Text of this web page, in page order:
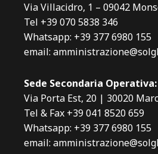
Via Villacidro, 1 – 09042
Tel +39 070 5838 346
Whatsapp: +39 377 6980 155
email:
Sede Secondaria Operativa:
Via Porta Est, 20 | 30020
Tel & Fax +39 041 8520 659
Whatsapp: +39 377 6980 155
email: